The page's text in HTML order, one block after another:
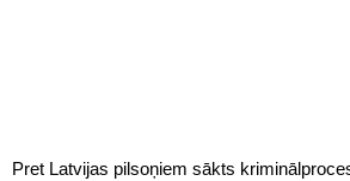
Pret Latvijas pilsoņiem sākts